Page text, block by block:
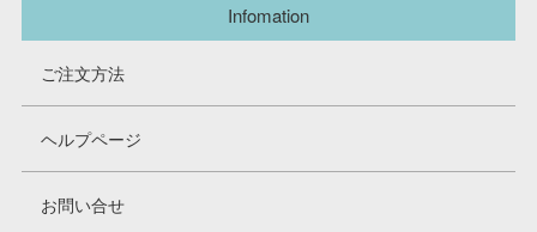
Infomation
ご注文方法
ヘルプページ
お問い合せ